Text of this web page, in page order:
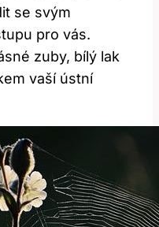
se svým
pro vás.⁣
⁢zuby, bílý lak‍
‍vaší ⁣ústní​